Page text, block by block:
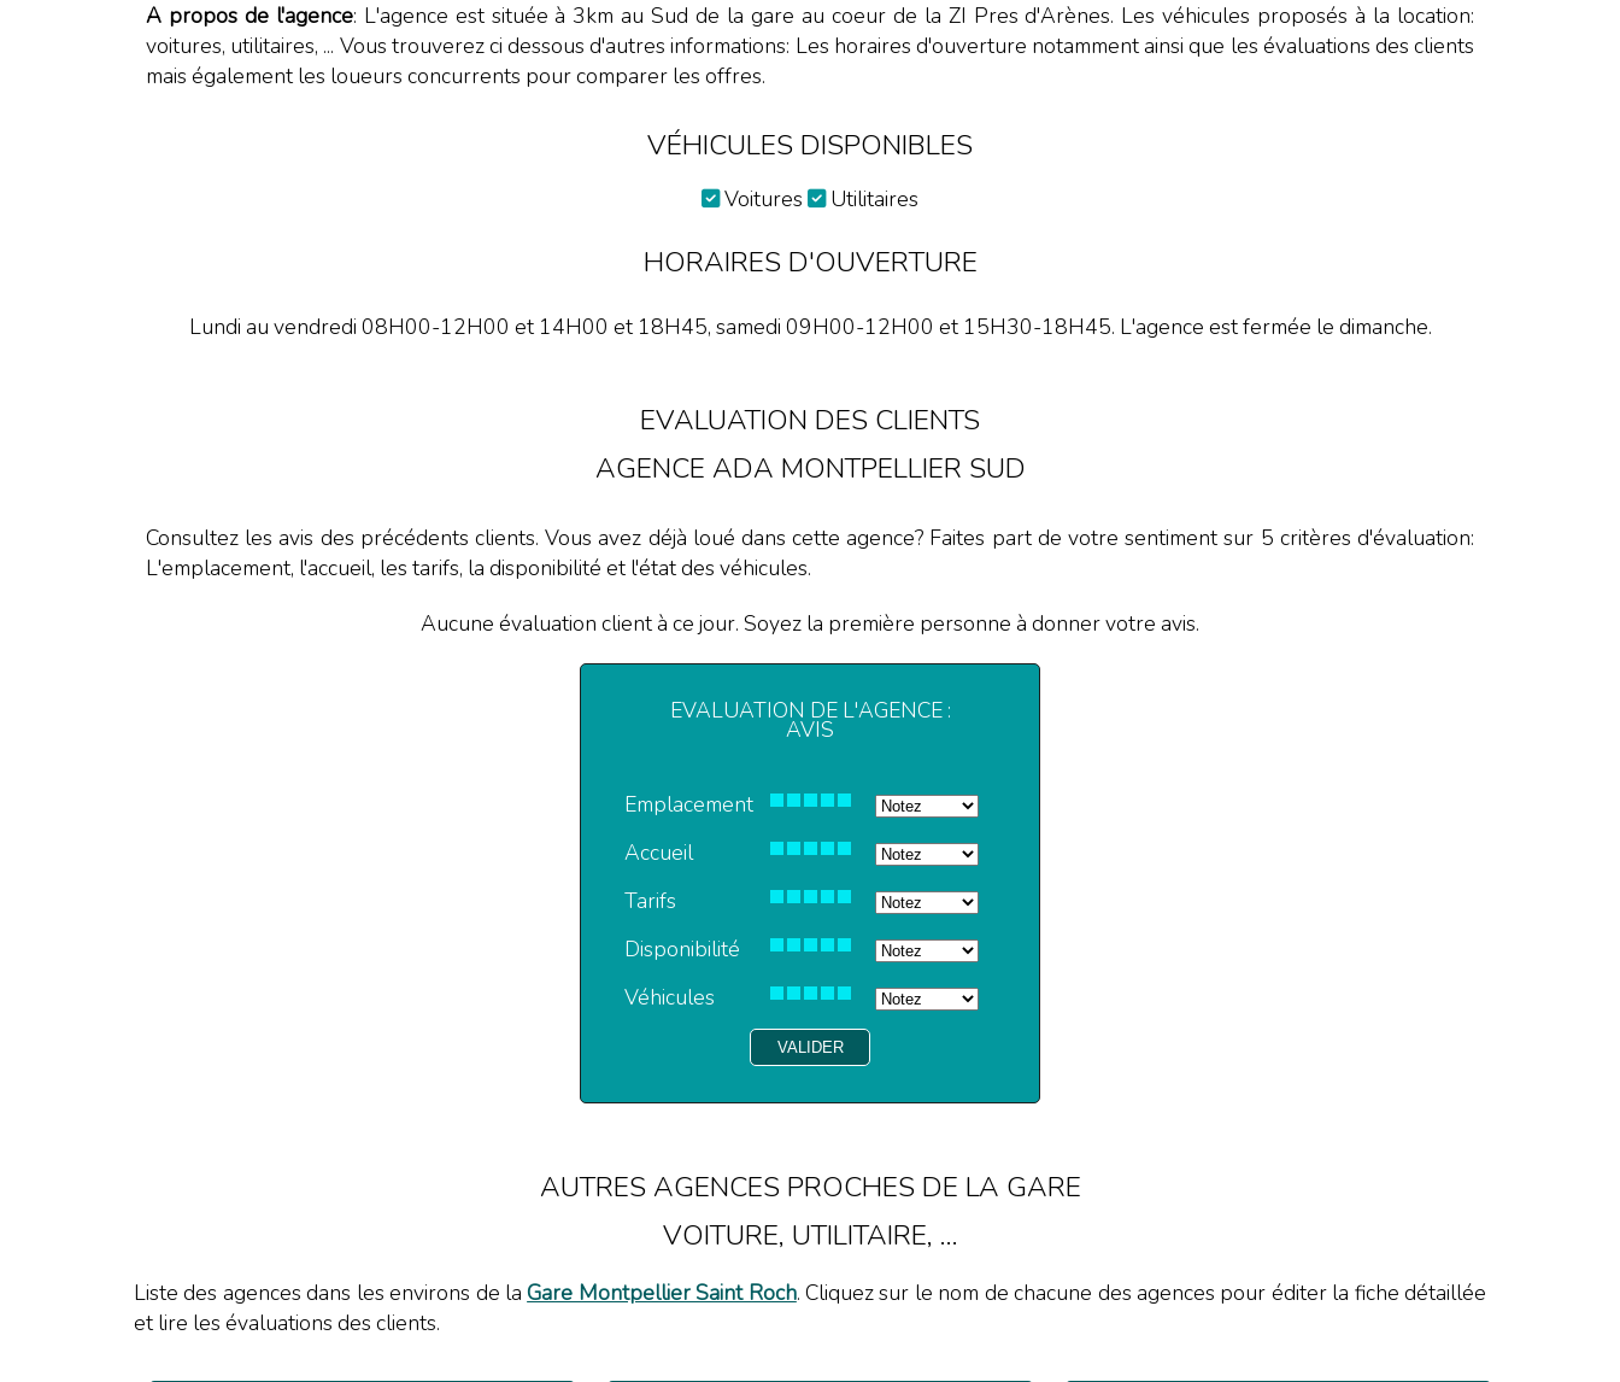
A propos de l'agence: L'agence est située à 3km au Sud de la gare au coeur de la ZI Pres d'Arènes. Les véhicules proposés à la location:
voitures, utilitaires, ... Vous trouverez ci dessous d'autres informations: Les horaires d'ouverture notamment ainsi que les évaluations des clients
mais également les loueurs concurrents pour comparer les offres.
VÉHICULES DISPONIBLES
Voitures Utilitaires
HORAIRES D'OUVERTURE
Lundi au vendredi 08H00-12H00 et 14H00 et 18H45, samedi 09H00-12H00 et 15H30-18H45. L'agence est fermée le dimanche.
EVALUATION DES CLIENTS
AGENCE ADA MONTPELLIER SUD
Consultez les avis des précédents clients. Vous avez déjà loué dans cette agence? Faites part de votre sentiment sur 5 critères d'évaluation:
L'emplacement, l'accueil, les tarifs, la disponibilité et l'état des véhicules.
Aucune évaluation client à ce jour. Soyez la première personne à donner votre avis.
EVALUATION DE L'AGENCE :
AVIS
Emplacement
Accueil
Tarifs
Disponibilité
Véhicules
AUTRES AGENCES PROCHES DE LA GARE
VOITURE, UTILITAIRE, ...
Liste des agences dans les environs de laGare Montpellier Saint Roch. Cliquez sur le nom de chacune des agences pour éditer la fiche détaillée
et lire les évaluations des clients.